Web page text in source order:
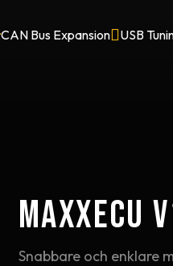
CAN Bus Expansion USB
MaxxECU
Snabbare och enklare